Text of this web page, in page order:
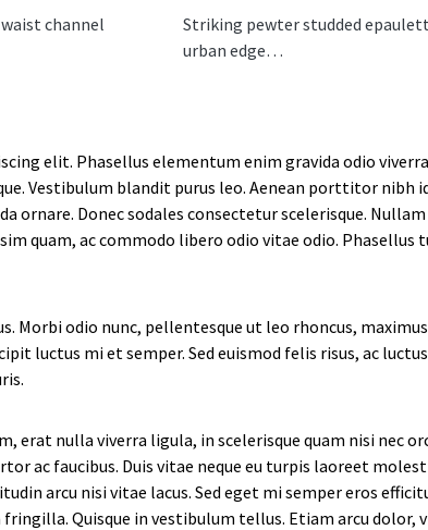
channel
Striking pewter studded
urban edge…
elit. Phasellus elementum enim gravida odio
Vestibulum blandit purus leo. Aenean porttitor nibh
ornare. Donec sodales consectetur scelerisque.
quam, ac commodo libero odio vitae odio. Phasellus
Morbi odio nunc, pellentesque ut leo rhoncus,
luctus mi et semper. Sed euismod felis risus, ac
erat nulla viverra ligula, in scelerisque quam nisi nec
ac faucibus. Duis vitae neque eu turpis laoreet
arcu nisi vitae lacus. Sed eget mi semper eros
Quisque in vestibulum tellus. Etiam arcu dolor,